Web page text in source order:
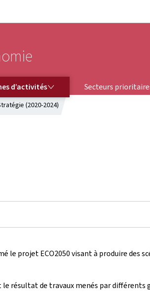
d’activités Secteurs
(2020-2024)
le projet ECO2050 visant à produire
résultat de travaux menés par